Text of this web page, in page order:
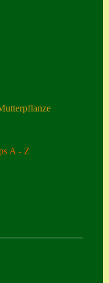
ngen
Neuheiten
A - Z